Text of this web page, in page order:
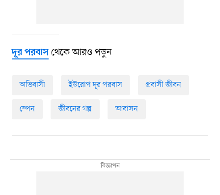
দূর পরবাসথেকে আরও পড়ুন
অভিবাসী ইউরোপ দূর পরবাস প্রবাসী জীবন
স্পেন জীবনের গল্প আবাসন